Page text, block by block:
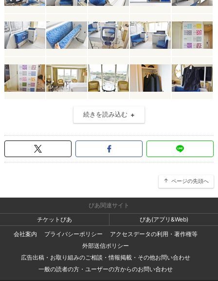
続きを読み込む
ページの先頭へ
ぴあ関連サイト
チケットぴあ
ぴあ(アプリ&Web)
会社案内
プライバシーポリシー
アクセスデータの利用・著作権等
外部送信ポリシー
広告出稿・お取り組みのご相談・情報掲載・その他お問い合わせ
一般の読者の方・ユーザーの方からのお問い合わせ